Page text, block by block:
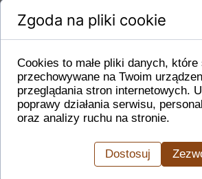
Skrzaty
Zgoda na pliki cookie
Cookies to małe pliki danych, które
przechowywane na Twoim
przeglądania stron internetowych.
poprawy działania serwisu,
oraz analizy ruchu na stronie.
Dostosuj